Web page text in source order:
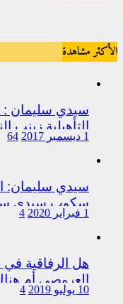
الأكثر مشاهدة
سيدي سليمان :
التأهيلية
1 ديسمبر 2017 64
سيدي سليمان:
سكوب سيدي
المتورطين من
1 فبراير 2020 4
العروصي أم
اختلالات
10 يوليو 2019 4